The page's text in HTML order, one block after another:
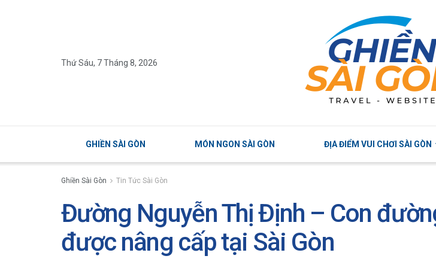
Thứ Sáu, 7 Tháng 8, 2026
GHIỀN SÀI GÒN MÓN NGON SÀI GÒN ĐỊA ĐIỂM VUI CHƠI SÀI GÒN
Ghiền Sài Gòn Tin Tức Sài Gòn
Đường Nguyễn Thị Định – Con
được nâng cấp tại Sài Gòn